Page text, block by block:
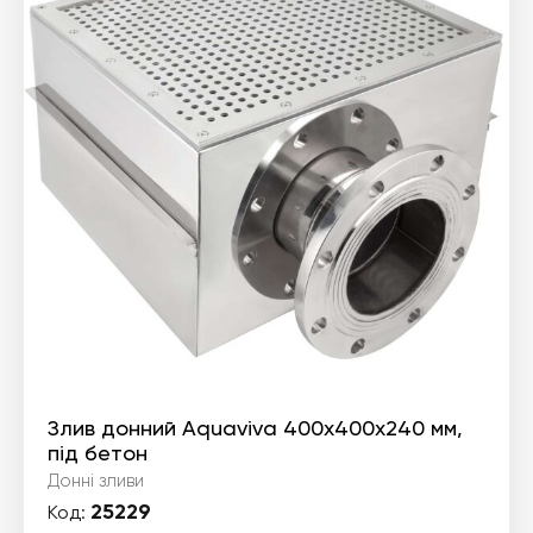
Злив донний Aquaviva 400х400х240 мм,
під бетон
Донні зливи
Код: 25229